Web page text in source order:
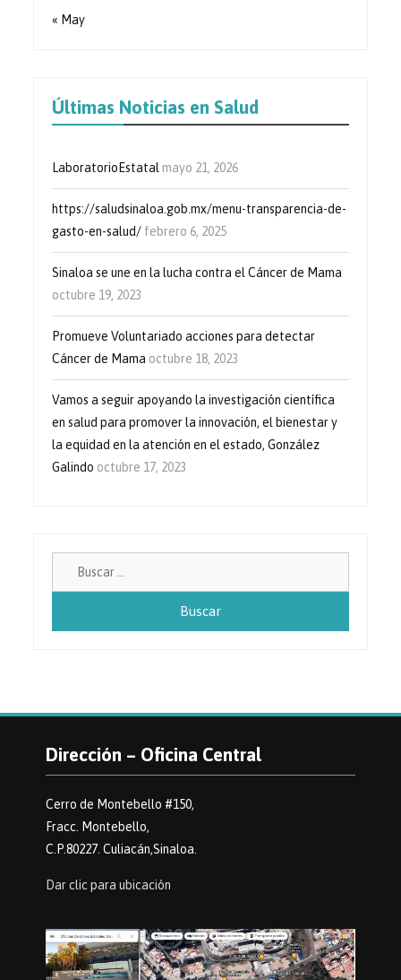
« May
Últimas Noticias en Salud
LaboratorioEstatal mayo 21, 2026
https://saludsinaloa.gob.mx/menu-transparencia-de-
gasto-en-salud/ febrero 6, 2025
Sinaloa se une en la lucha contra el Cáncer de Mama
octubre 19, 2023
Promueve Voluntariado acciones para detectar
Cáncer de Mama octubre 18, 2023
Vamos a seguir apoyando la investigación científica
en salud para promover la innovación, el bienestar y
la equidad en la atención en el estado, González
Galindo octubre 17, 2023
Dirección – Oficina Central
Cerro de Montebello #150,
Fracc. Montebello,
C.P.80227. Culiacán,Sinaloa.
Dar clic para ubicación